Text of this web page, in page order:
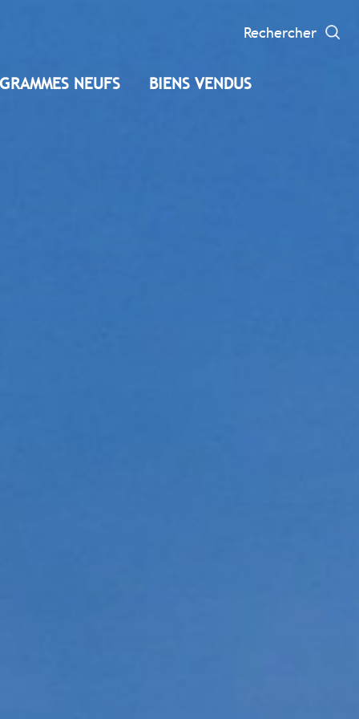
Rechercher
NEUFS BIENS VENDUS